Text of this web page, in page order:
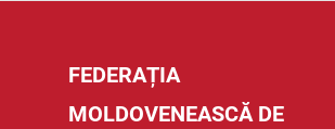
FEDERAȚIA
MOLDOVENEASCĂ DE